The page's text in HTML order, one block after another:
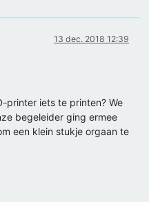
13 dec. 2018 12:39
printer iets te printen? We
begeleider ging ermee
een klein stukje orgaan te